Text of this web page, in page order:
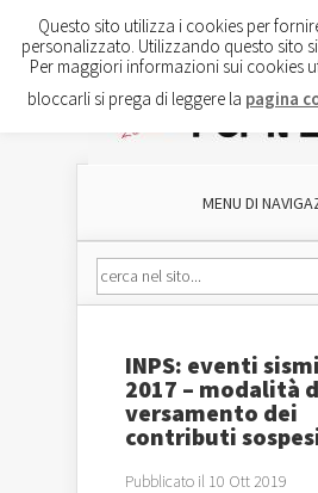
MENU DI
INPS: eventi
2017 – modalità
versamento dei
contributi
Pubblicato il 10 Ott 2019
Questo sito utilizza i cookies per
personalizzato. Utilizzando questo sito
Per maggiori informazioni sui cookies
bloccarli si prega di leggere la pagina